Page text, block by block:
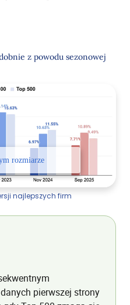
z powodu sezonowej
najlepszych firm
pierwszej strony